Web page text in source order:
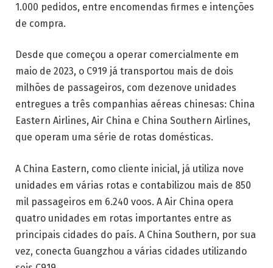
1.000 pedidos, entre encomendas firmes e intenções
de compra.
Desde que começou a operar comercialmente em
maio de 2023, o C919 já transportou mais de dois
milhões de passageiros, com dezenove unidades
entregues a três companhias aéreas chinesas: China
Eastern Airlines, Air China e China Southern Airlines,
que operam uma série de rotas domésticas.
A China Eastern, como cliente inicial, já utiliza nove
unidades em várias rotas e contabilizou mais de 850
mil passageiros em 6.240 voos. A Air China opera
quatro unidades em rotas importantes entre as
principais cidades do país. A China Southern, por sua
vez, conecta Guangzhou a várias cidades utilizando